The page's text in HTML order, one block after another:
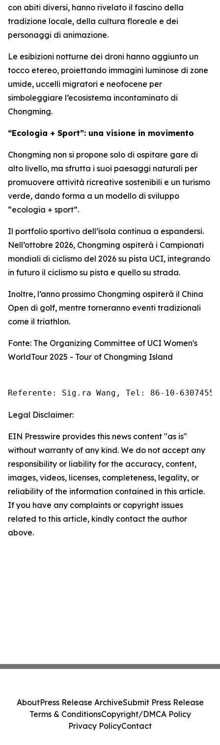
con abiti diversi, hanno rivelato il fascino della
tradizione locale, della cultura floreale e dei
personaggi di animazione.
Le esibizioni notturne dei droni hanno aggiunto un
tocco etereo, proiettando immagini luminose di zone
umide, uccelli migratori e neofocene per
simboleggiare l’ecosistema incontaminato di
Chongming.
“Ecologia + Sport”: una visione in movimento
Chongming non si propone solo di ospitare gare di
alto livello, ma sfrutta i suoi paesaggi naturali per
promuovere attività ricreative sostenibili e un turismo
verde, dando forma a un modello di sviluppo
“ecologia + sport”.
Il portfolio sportivo dell’isola continua a espandersi.
Nell’ottobre 2026, Chongming ospiterà i Campionati
mondiali di ciclismo del 2026 su pista UCI, integrando
in futuro il ciclismo su pista e quello su strada.
Inoltre, l’anno prossimo Chongming ospiterà il China
Open di golf, mentre torneranno eventi tradizionali
come il triathlon.
Fonte: The Organizing Committee of UCI Women's
WorldTour 2025 - Tour of Chongming Island
Referente: Sig.ra Wang, Tel: 86-10-63074558
Legal Disclaimer:
EIN Presswire provides this news content "as is"
without warranty of any kind. We do not accept any
responsibility or liability for the accuracy, content,
images, videos, licenses, completeness, legality, or
reliability of the information contained in this article.
If you have any complaints or copyright issues
related to this article, kindly contact the author
above.
AboutPress Release ArchiveSubmit Press Release
Terms & ConditionsCopyright/DMCA Policy
Privacy PolicyContact